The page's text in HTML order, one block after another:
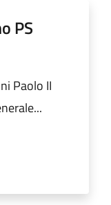
PS
Paolo II